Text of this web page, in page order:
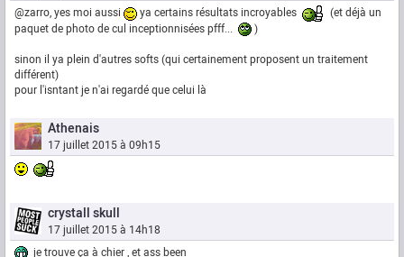
@zarro, yes moi aussi
ya certains résultats incroyables
(et déjà un
paquet de photo de cul inceptionnisées pfff...
)
sinon il ya plein d'autres softs (qui certainement proposent un traitement
différent)
pour l'isntant je n'ai regardé que celui là
Athenais
17 juillet 2015 à 09h15
crystall skull
17 juillet 2015 à 14h18
je trouve ça à chier , et ass been